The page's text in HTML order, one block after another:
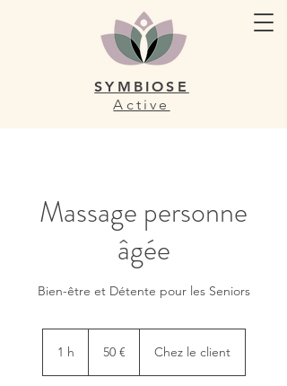
SYMBIOSE
Active
Massage personne
âgée
Bien-être et Détente pour les Seniors
1 h 50 € Chez le client